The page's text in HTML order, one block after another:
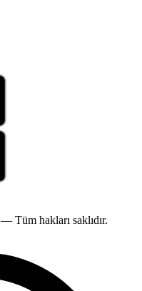
— Tüm hakları saklıdır.